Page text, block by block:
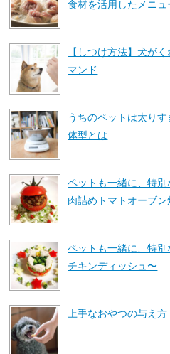
食材を活用したメニュ
【しつけ方法】犬が
マンド
うちのペットは太り
体型とは
ペットも一緒に、特
肉詰めトマトオーブン
ペットも一緒に、特
チキンディッシュ〜
上手なおやつの与え方